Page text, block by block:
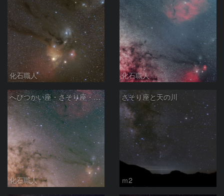
化石職人 化石職人
へびつかい座・さそり座・いて座と天の川
化石職人
さそり座と天の川
ｍ2